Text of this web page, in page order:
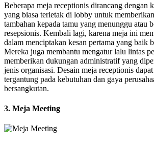
Beberapa meja receptionis dirancang dengan
yang biasa terletak di lobby untuk
tambahan kepada tamu yang menunggu atau
resepsionis. Kembali lagi, karena meja ini
dalam menciptakan kesan pertama yang baik
Mereka juga membantu mengatur lalu lintas
memberikan dukungan administratif yang
jenis organisasi. Desain meja receptionis
tergantung pada kebutuhan dan gaya
bersangkutan.
3. Meja Meeting